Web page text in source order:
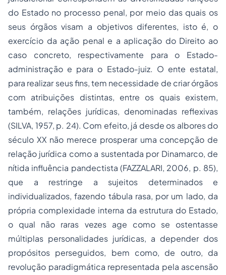
do Estado no processo penal, por meio das quais os
seus órgãos visam a objetivos diferentes, isto é, o
exercício da ação penal e a aplicação do Direito ao
caso concreto, respectivamente para o Estado-
administração e para o Estado-juiz. O ente estatal,
para realizar seus fins, tem necessidade de criar órgãos
com atribuições distintas, entre os quais existem,
também, relações jurídicas, denominadas reflexivas
(SILVA, 1957, p. 24). Com efeito, já desde os albores do
século XX não merece prosperar uma concepção de
relação jurídica como a sustentada por Dinamarco, de
nítida influência pandectista (FAZZALARI, 2006, p. 85),
que a restringe a sujeitos determinados e
individualizados, fazendo tábula rasa, por um lado, da
própria complexidade interna da estrutura do Estado,
o qual não raras vezes age como se ostentasse
múltiplas personalidades jurídicas, a depender dos
propósitos perseguidos, bem como, de outro, da
revolução paradigmática representada pela ascensão